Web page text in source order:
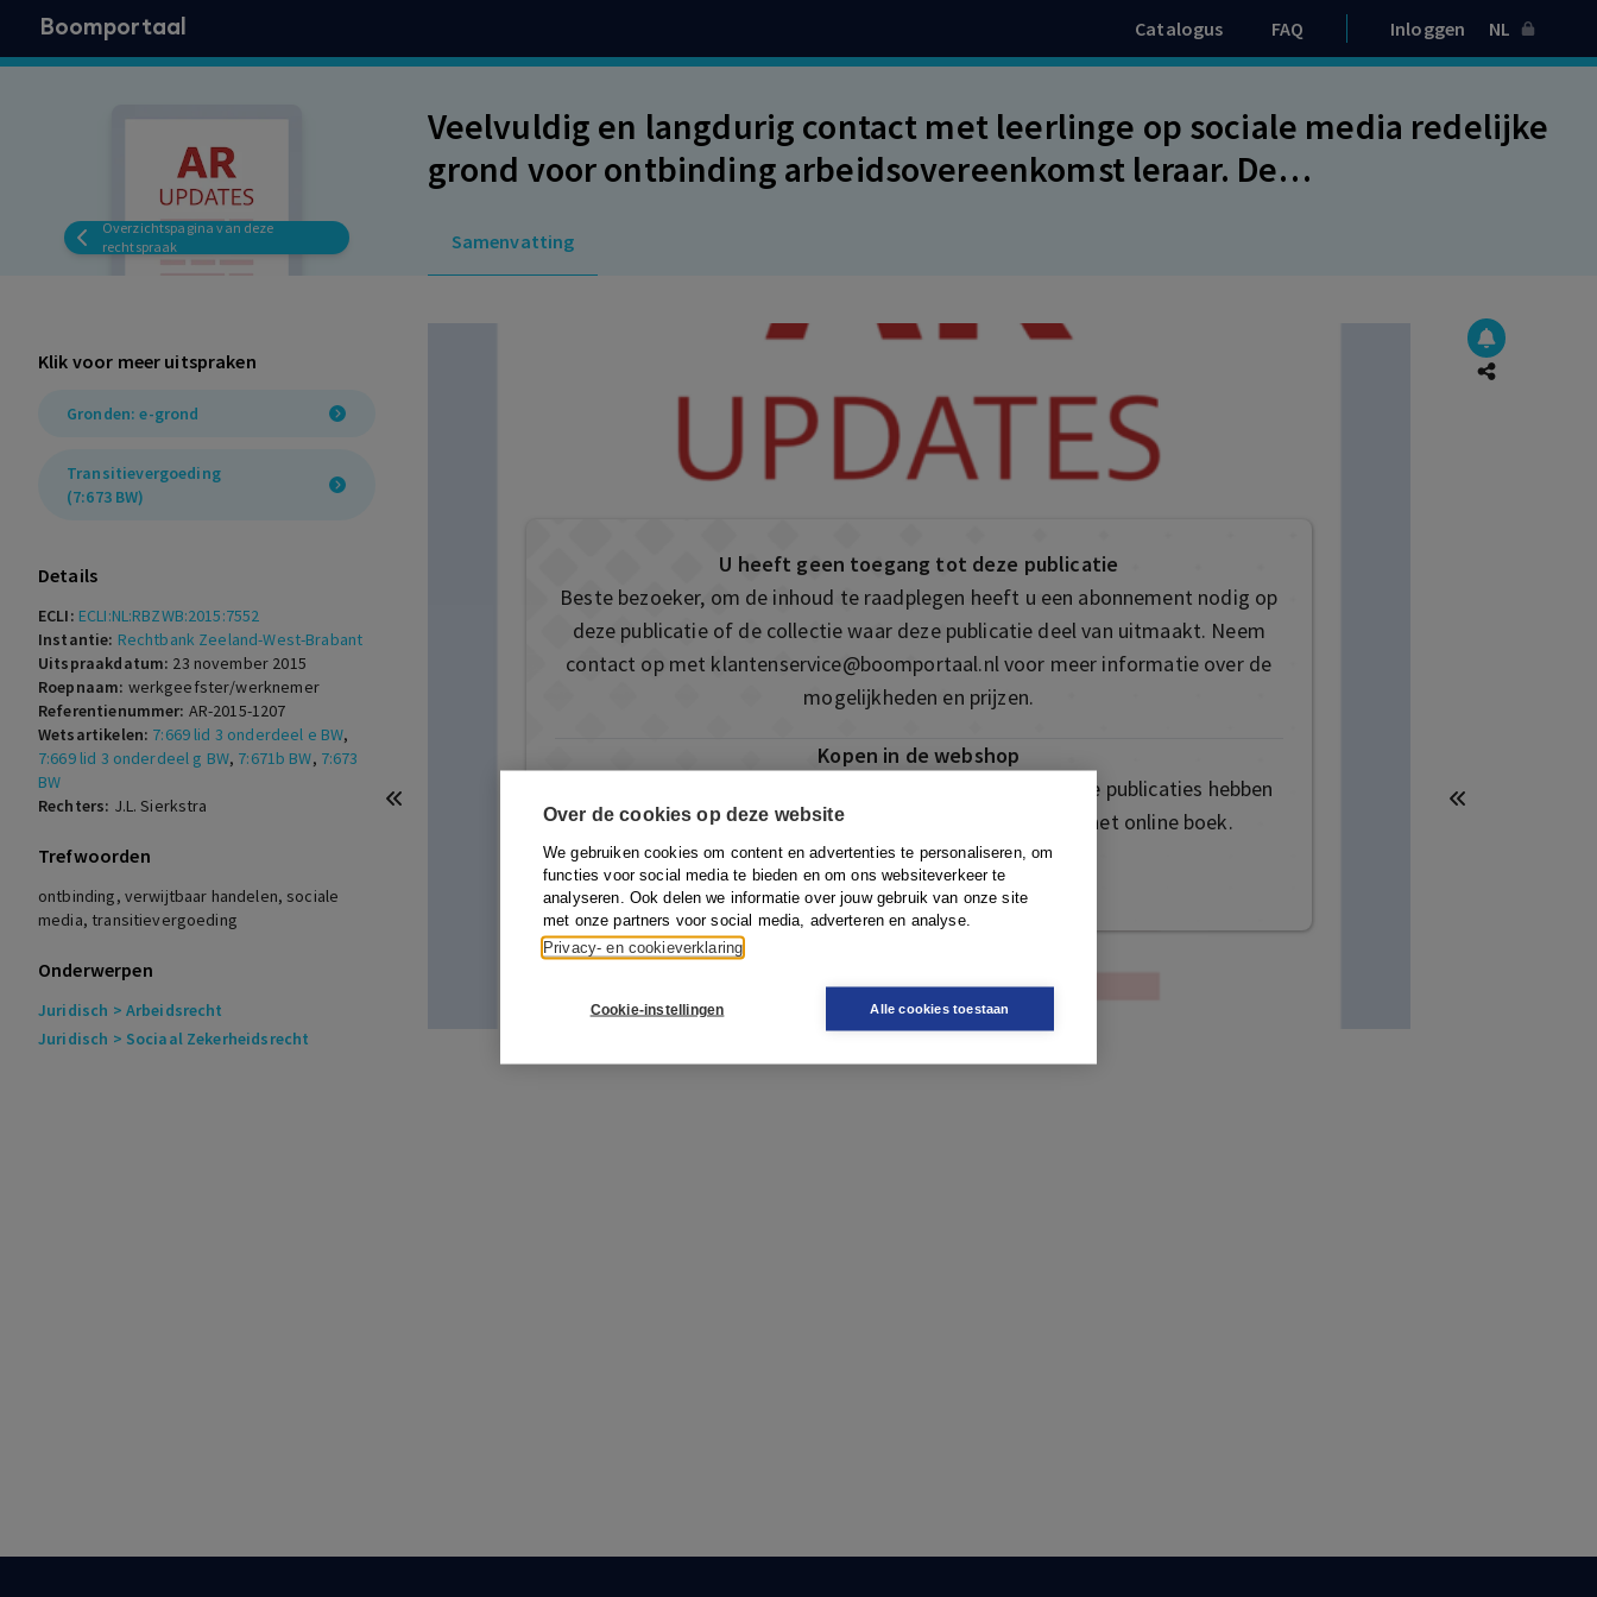
Over de cookies op deze website
We gebruiken cookies om content en advertenties te personaliseren, om
functies voor social media te bieden en om ons websiteverkeer te
analyseren. Ook delen we informatie over jouw gebruik van onze site
met onze partners voor social media, adverteren en analyse.
Privacy- en cookieverklaring
Cookie-instellingen Alle cookies toestaan
Boomportaal Catalogus FAQ Inloggen NL
Overzichtspagina van deze
rechtspraak
Veelvuldig en langdurig contact met leerlinge op sociale media redelijke
grond voor ontbinding arbeidsovereenkomst leraar. De
toegekend.
Samenvatting
Klik voor meer uitspraken
Gronden: e-grond
Transitievergoeding
(7:673 BW)
Details
ECLI: ECLI:NL:RBZWB:2015:7552
Instantie: Rechtbank Zeeland-West-Brabant
Uitspraakdatum: 23 november 2015
Roepnaam: werkgeefster/werknemer
Referentienummer: AR-2015-1207
Wetsartikelen: 7:669 lid 3 onderdeel e BW,
7:669 lid 3 onderdeel g BW, 7:671b BW, 7:673
BW
Rechters: J.L. Sierkstra
Trefwoorden
ontbinding, verwijtbaar handelen, sociale
media, transitievergoeding
Onderwerpen
Juridisch > Arbeidsrecht
Juridisch > Sociaal Zekerheidsrecht
U heeft geen toegang tot deze publicatie
Beste bezoeker, om de inhoud te raadplegen heeft u een abonnement nodig op
deze publicatie of de collectie waar deze publicatie deel van uitmaakt. Neem
contact op met klantenservice@boomportaal.nlvoor meer informatie over de
mogelijkheden en prijzen.
Kopen in de webshop
Deze publicatie is ook te vinden in onze webshop. Sommige publicaties hebben
ook de mogelijkheid om direct toegang te kopen tot het online boek.
Naar de webshop